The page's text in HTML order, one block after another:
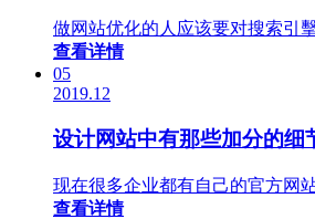
做网站优化的人应该要对搜索引
查看详情
05
2019.12
设计网站中有那些加分的细
现在很多企业都有自己的官方网
查看详情